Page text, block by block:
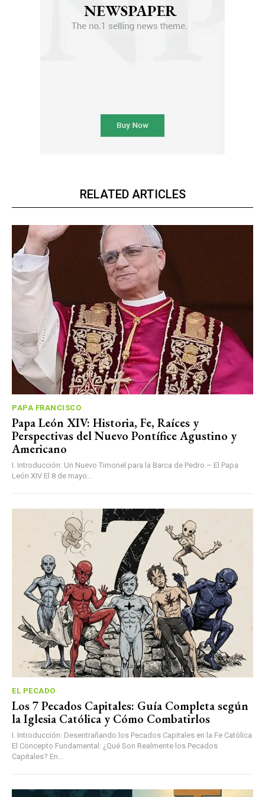
RELATED ARTICLES
PAPA FRANCISCO
Papa León XIV: Historia, Fe, Raíces y
Perspectivas del Nuevo Pontífice Agustino y
Americano
I. Introducción: Un Nuevo Timonel para la Barca de Pedro – El Papa
León XIV El 8 de mayo...
EL PECADO
Los 7 Pecados Capitales: Guía Completa según
la Iglesia Católica y Cómo Combatirlos
I. Introducción: Desentrañando los Pecados Capitales en la Fe Católica
El Concepto Fundamental: ¿Qué Son Realmente los Pecados
Capitales? En...